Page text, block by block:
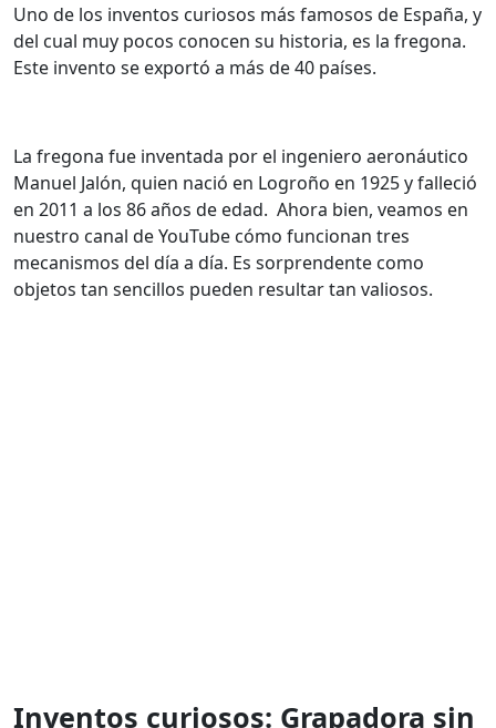
Uno de los inventos curiosos más famosos de España, y
del cual muy pocos conocen su historia, es la fregona.
Este invento se exportó a más de 40 países.
La fregona fue inventada por el ingeniero aeronáutico
Manuel Jalón, quien nació en Logroño en 1925 y falleció
en 2011 a los 86 años de edad. Ahora bien, veamos en
nuestro canal de YouTube cómo funcionan tres
mecanismos del día a día. Es sorprendente como
objetos tan sencillos pueden resultar tan valiosos.
Inventos curiosos: Grapadora sin